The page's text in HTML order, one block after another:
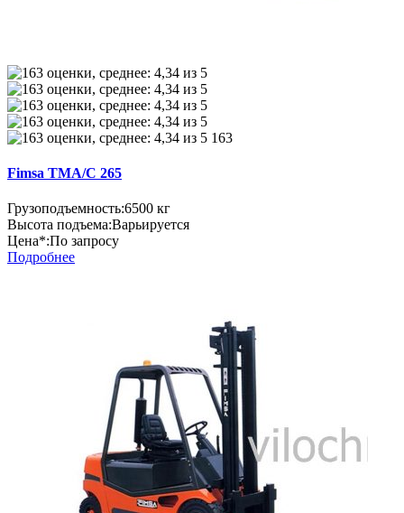
163
Fimsa TMA/C 265
Грузоподъемность:6500 кг
Высота подъема:Варьируется
Цена*:По запросу
Подробнее